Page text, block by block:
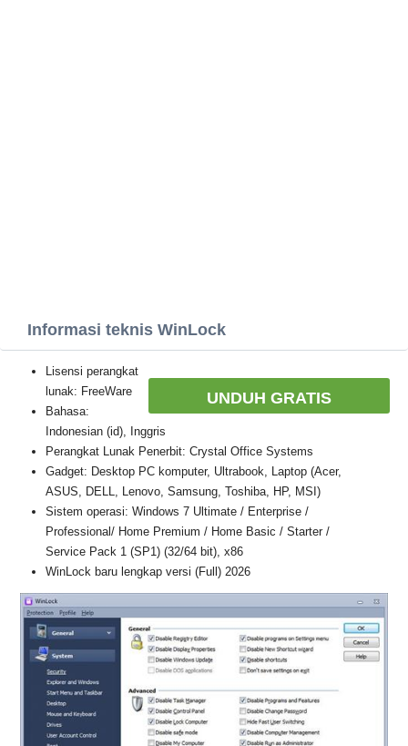
Informasi teknis WinLock
UNDUH GRATIS
Lisensi perangkat
lunak: FreeWare
Bahasa:
Indonesian (id), Inggris
Perangkat Lunak Penerbit: Crystal Office Systems
Gadget: Desktop PC komputer, Ultrabook, Laptop (Acer,
ASUS, DELL, Lenovo, Samsung, Toshiba, HP, MSI)
Sistem operasi: Windows 7 Ultimate / Enterprise /
Professional/ Home Premium / Home Basic / Starter /
Service Pack 1 (SP1) (32/64 bit), x86
WinLock baru lengkap versi (Full) 2026